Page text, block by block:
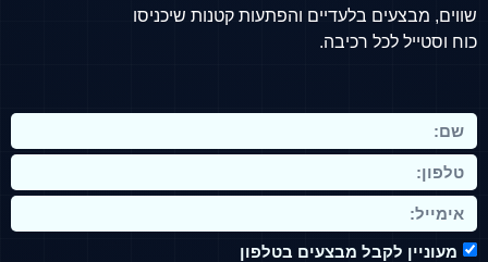
שווים, מבצעים בלעדיים והפתעות קטנות שיכניסו
כוח וסטייל לכל רכיבה.
מעוניין לקבל מבצעים בטלפון